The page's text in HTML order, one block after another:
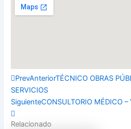
PrevAnteriorTÉCNICO OBRAS
SERVICIOS
SiguienteCONSULTORIO MÉDICO
Relacionado